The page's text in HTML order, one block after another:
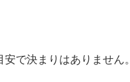
で決まりはありません。